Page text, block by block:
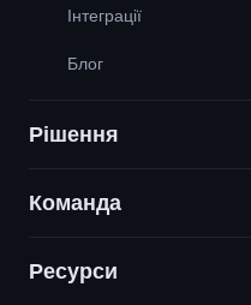
Інтеграції
Блог
Рішення
Digital Маркетинг агенції
Команда
Вакансії
Ресурси